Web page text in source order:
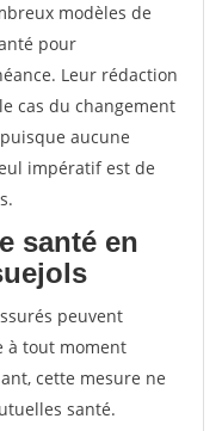
modèles de
pour
Leur rédaction
cas du changement
aucune
impératif est de
santé en
peuvent
à tout moment
cette mesure ne
santé.